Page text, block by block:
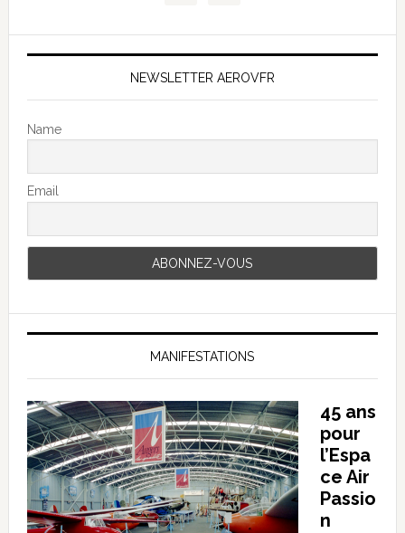
NEWSLETTER AEROVFR
Name
Email
MANIFESTATIONS
45 ans
pour
l’Espa
ce Air
Passio
n